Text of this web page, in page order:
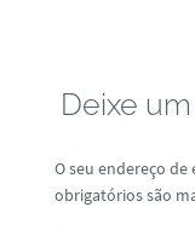
Deixe
O seu endereço
obrigatórios são